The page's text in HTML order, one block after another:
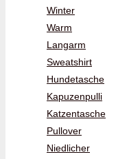
Winter
Warm
Langarm
Sweatshirt
Hundetasche
Kapuzenpulli
Katzentasche
Pullover
Niedlicher